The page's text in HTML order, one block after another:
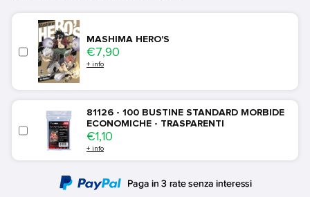
MASHIMA HERO'S
Price
€7,90
+ info
81126 - 100 BUSTINE STANDARD MORBIDE
ECONOMICHE - TRASPARENTI
Price
€1,10
+ info